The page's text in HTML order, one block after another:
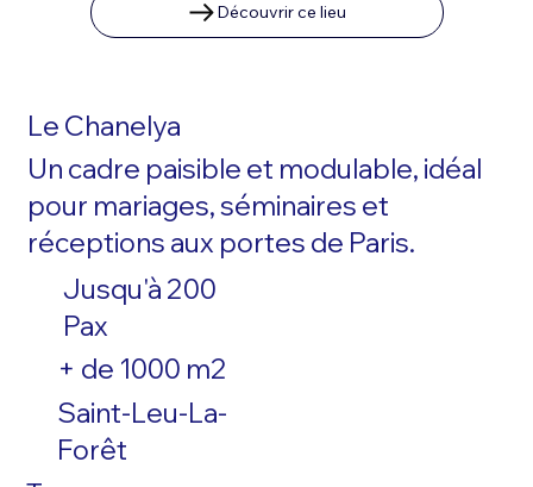
Découvrir ce lieu
Le Chanelya
Un cadre paisible et modulable, idéal
pour mariages, séminaires et
réceptions aux portes de Paris.
Jusqu'à 200
Pax
+ de 1000 m2
Saint-Leu-La-
Forêt